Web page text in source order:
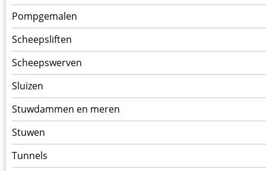
Pompgemalen
Scheepsliften
Scheepswerven
Sluizen
Stuwdammen en meren
Stuwen
Tunnels